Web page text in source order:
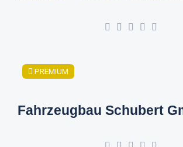
PREMIUM
Fahrzeugbau Schubert